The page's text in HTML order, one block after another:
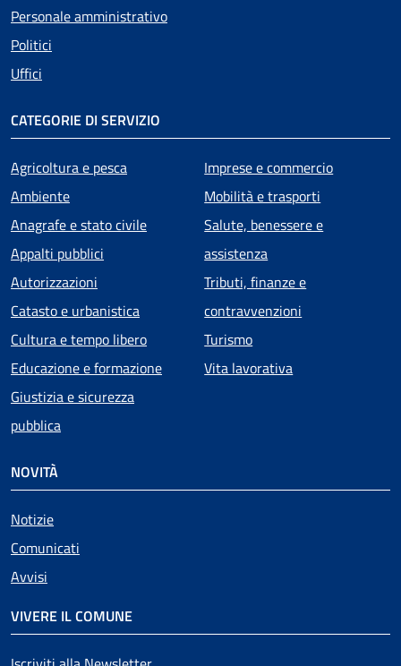
Personale amministrativo
Politici
Uffici
CATEGORIE DI SERVIZIO
Agricoltura e pesca
Ambiente
Anagrafe e stato civile
Appalti pubblici
Autorizzazioni
Catasto e urbanistica
Cultura e tempo libero
Educazione e formazione
Giustizia e sicurezza
pubblica
Imprese e commercio
Mobilità e trasporti
Salute, benessere e
assistenza
Tributi, finanze e
contravvenzioni
Turismo
Vita lavorativa
NOVITÀ
Notizie
Comunicati
Avvisi
VIVERE IL COMUNE